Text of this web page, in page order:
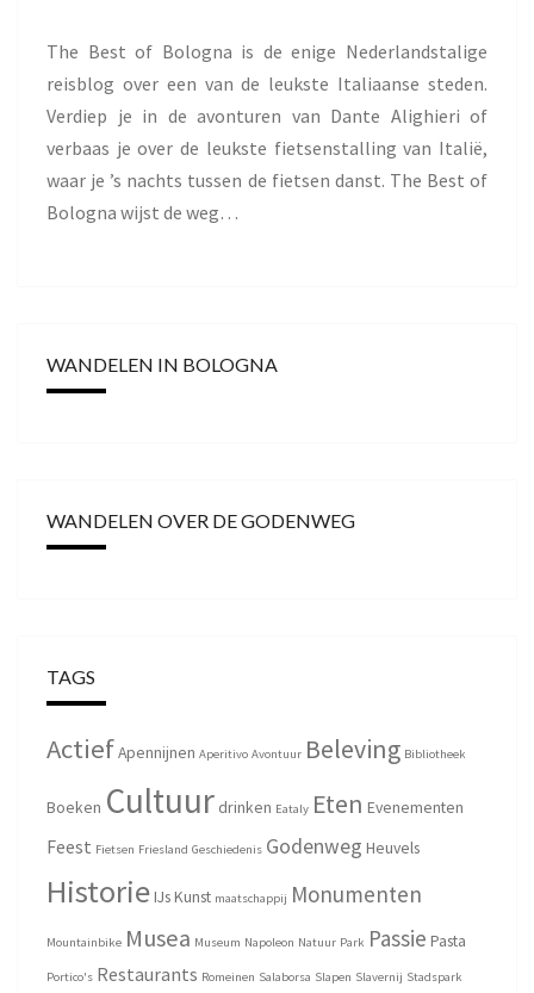
The Best of Bologna is de enige Nederlandstalige
reisblog over een van de leukste Italiaanse steden.
Verdiep je in de avonturen van Dante Alighieri of
verbaas je over de leukste fietsenstalling van Italië,
waar je ’s nachts tussen de fietsen danst. The Best of
Bologna wijst de weg…
WANDELEN IN BOLOGNA
WANDELEN OVER DE GODENWEG
TAGS
ActiefApennijnen Aperitivo Avontuur Beleving Bibliotheek
Boeken Cultuur drinken Eataly Eten Evenementen
Feest Fietsen Friesland Geschiedenis Godenweg Heuvels
HistorieIJsKunst maatschappij Monumenten
Mountainbike Musea Museum Napoleon Natuur Park Passie Pasta
Portico's Restaurants Romeinen Salaborsa Slapen Slavernij Stadspark